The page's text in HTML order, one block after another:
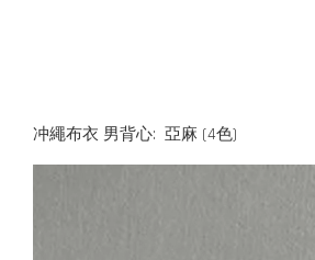
冲繩布衣 男背心: 亞麻 (4色)